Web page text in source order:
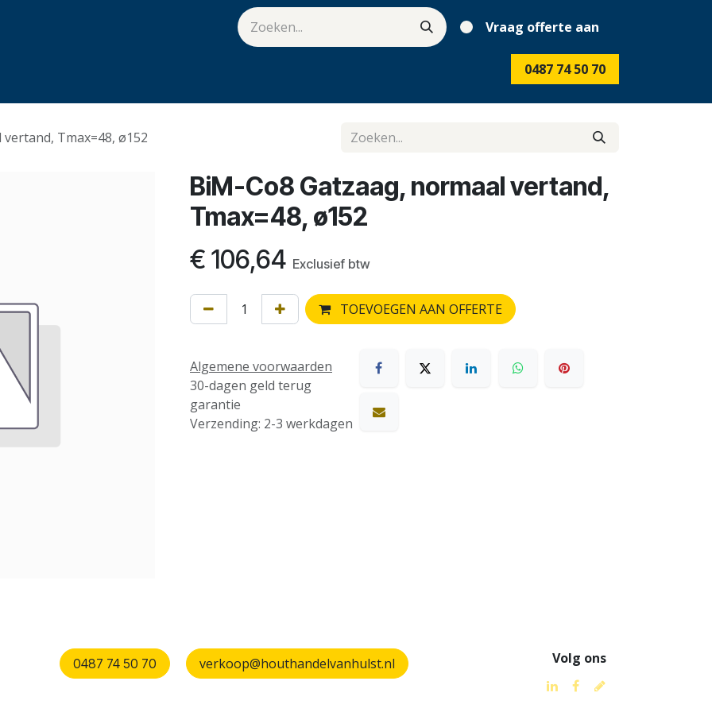
Vraag offerte aan
0487 74 50 70
Tmax=48, ø152
BiM-Co8 Gatzaag, normaal vertand,
Tmax=48, ø152
€ 106,64 Exclusief btw
TOEVOEGEN AAN OFFERTE
Algemene voorwaarden
30-dagen geld terug
garantie
Verzending: 2-3 werkdagen
verkoop@houthandelvanhulst.nl Volg ons
0487 74 50 70